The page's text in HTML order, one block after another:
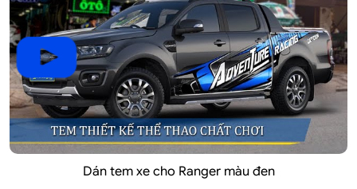
Dán tem xe cho Ranger màu đen